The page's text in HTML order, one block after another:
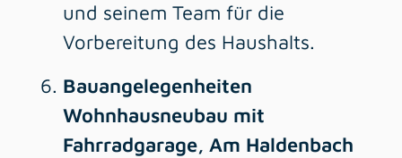
und seinem Team für die
Vorbereitung des Haushalts.
Bauangelegenheiten
Wohnhausneubau mit
Fahrradgarage, Am Haldenbach